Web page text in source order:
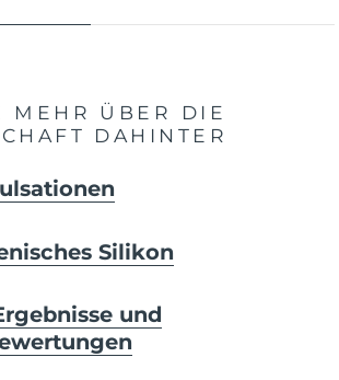
MEHR ÜBER DIE
DAHINTER
Silikon
und